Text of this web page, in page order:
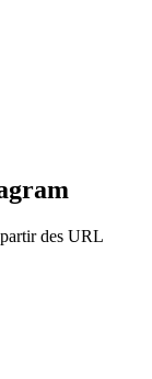
des URL